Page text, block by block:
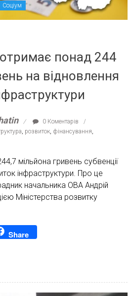
Соціум
понад 244
на відновлення
0 Коментарів
розвиток, фінансування
мільйона гривень субвенції
інфраструктури. Про це
начальника ОВА Андрій
Міністерства розвитку
Share